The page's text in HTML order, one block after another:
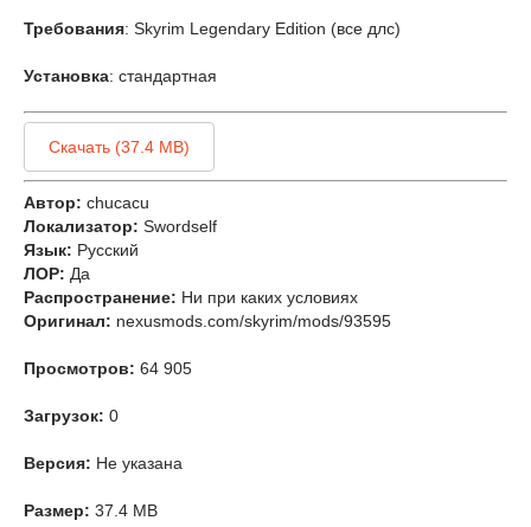
Требования: Skyrim Legendary Edition (все длс)
Установка: стандартная
Скачать (37.4 MB)
Автор: chucacu
Локализатор: Swordself
Язык: Русский
ЛОР: Да
Распространение: Ни при каких условиях
Оригинал: nexusmods.com/skyrim/mods/93595
Просмотров: 64 905
Загрузок: 0
Версия: Не указана
Размер: 37.4 MB